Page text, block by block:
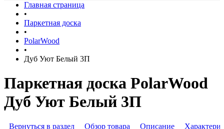
Главная страница
•
Паркетная доска
•
PolarWood
•
Дуб Уют Белый 3П
Паркетная доска PolarWood
Дуб Уют Белый 3П
Вернуться в раздел Обзор товара Описание